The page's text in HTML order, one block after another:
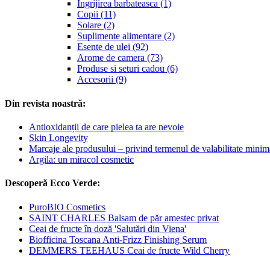
Îngrijirea barbateasca (1)
Copii (11)
Solare (2)
Suplimente alimentare (2)
Esente de ulei (92)
Arome de camera (73)
Produse si seturi cadou (6)
Accesorii (9)
Din revista noastră:
Antioxidanții de care pielea ta are nevoie
Skin Longevity
Marcaje ale produsului – privind termenul de valabilitate
Argila: un miracol cosmetic
Descoperă Ecco Verde:
PuroBIO Cosmetics
SAINT CHARLES Balsam de păr amestec privat
Ceai de fructe în doză 'Salutări din Viena'
Biofficina Toscana Anti-Frizz Finishing Serum
DEMMERS TEEHAUS Ceai de fructe Wild Cherry